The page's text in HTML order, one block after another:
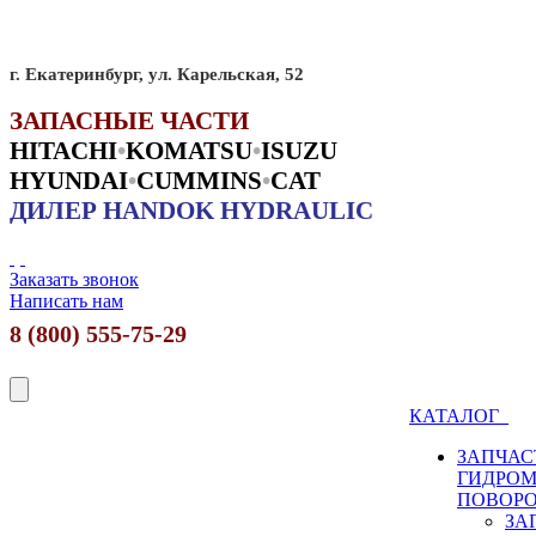
г. Екатеринбург, ул. Карельская, 52
ЗАПАСНЫЕ ЧАСТИ
HITACHI•KOMATSU•ISUZU
HYUNDAI•CUMMINS•CAT
ДИЛЕР HANDOK HYDRAULIC
Заказать звонок
Написать нам
8 (800) 555-75-29
КАТАЛОГ